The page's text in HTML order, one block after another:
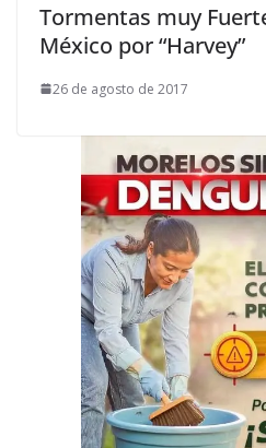
Tormentas muy
México por “Harvey”
26 de agosto de 2017